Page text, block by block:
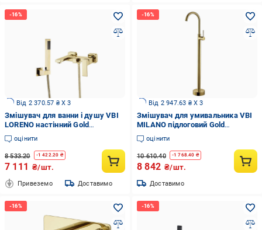
Від 2 370.57 ₴ X 3
Змішувач для ванни і душу VBI
LORENO настінний Gold
(2958591557)
оцінити
8 533.20 -1 422.20 ₴
7 111 ₴/шт.
Привеземо Доставимо
Від 2 947.63 ₴ X 3
Змішувач для умивальника VBI
MILANO підлоговий Gold
(2958591578)
оцінити
10 610.40 -1 768.40 ₴
8 842 ₴/шт.
Доставимо